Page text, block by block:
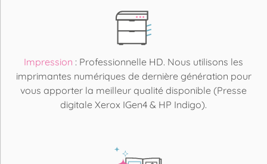
Impression : Professionnelle HD. Nous utilisons les
imprimantes numériques de dernière génération pour
vous apporter la meilleur qualité disponible (Presse
digitale Xerox IGen4 & HP Indigo).